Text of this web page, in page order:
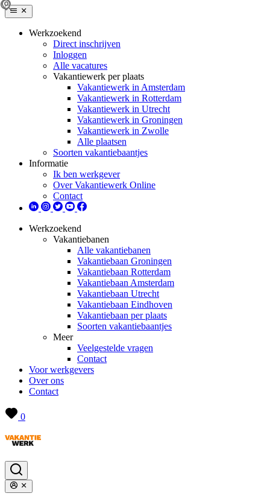
Werkzoekend
Direct inschrijven
Inloggen
Alle vacatures
Vakantiewerk per plaats
Vakantiewerk in Amsterdam
Vakantiewerk in Rotterdam
Vakantiewerk in Utrecht
Vakantiewerk in Groningen
Vakantiewerk in Zwolle
Alle plaatsen
Soorten vakantiebaantjes
Informatie
Ik ben werkgever
Over Vakantiewerk Online
Contact
Werkzoekend
Vakantiebanen
Alle vakantiebanen
Vakantiebaan Groningen
Vakantiebaan Rotterdam
Vakantiebaan Amsterdam
Vakantiebaan Utrecht
Vakantiebaan Eindhoven
Vakantiebaan per plaats
Soorten vakantiebaantjes
Meer
Veelgestelde vragen
Contact
Voor werkgevers
Over ons
Contact
0